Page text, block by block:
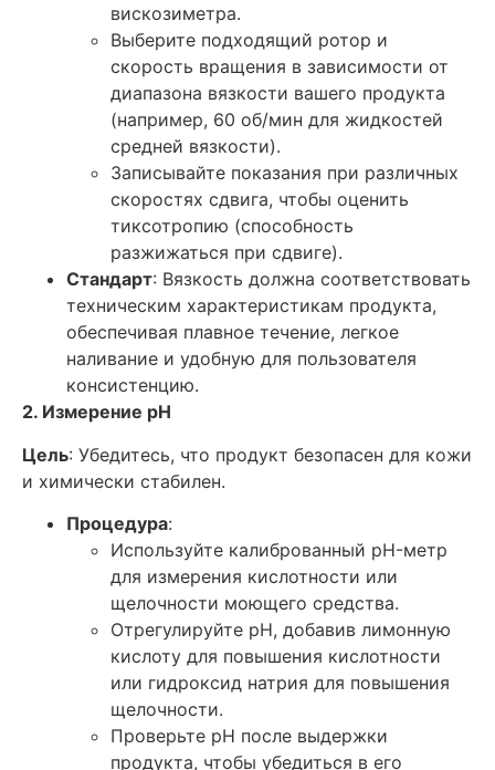
вискозиметра.
Выберите подходящий ротор и
скорость вращения в зависимости от
диапазона вязкости вашего продукта
(например, 60 об/мин для жидкостей
средней вязкости).
Записывайте показания при различных
скоростях сдвига, чтобы оценить
тиксотропию (способность
разжижаться при сдвиге).
Стандарт: Вязкость должна соответствовать
техническим характеристикам продукта,
обеспечивая плавное течение, легкое
наливание и удобную для пользователя
консистенцию.
2. Измерение pH
Цель: Убедитесь, что продукт безопасен для кожи
и химически стабилен.
Процедура:
Используйте калиброванный pH-метр
для измерения кислотности или
щелочности моющего средства.
Отрегулируйте pH, добавив лимонную
кислоту для повышения кислотности
или гидроксид натрия для повышения
щелочности.
Проверьте pH после выдержки
продукта, чтобы убедиться в его